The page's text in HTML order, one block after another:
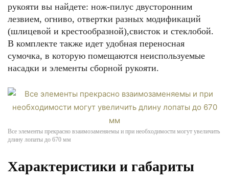
рукояти вы найдете: нож-пилус двусторонним
лезвием, огниво, отвертки разных модификаций
(шлицевой и крестообразной),свисток и стеклобой.
В комплекте также идет удобная переносная
сумочка, в которую помещаются неиспользуемые
насадки и элементы сборной рукояти.
Все элементы прекрасно взаимозаменяемы и при необходимости могут увеличить
длину лопаты до 670 мм
Характеристики и габариты